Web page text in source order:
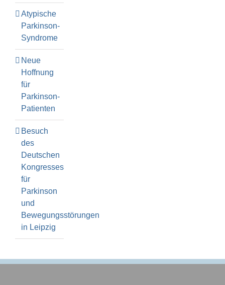
Atypische
Parkinson-
Syndrome
Neue
Hoffnung
für
Parkinson-
Patienten
Besuch
des
Deutschen
Kongresses
für
Parkinson
und
Bewegungsstörungen
in Leipzig